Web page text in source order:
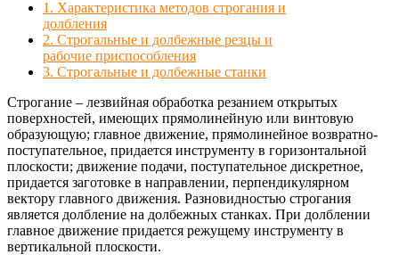
1. Характеристика методов строгания и
долбления
2. Строгальные и долбежные резцы и
рабочие приспособления
3. Строгальные и долбежные станки
Строгание – лезвийная обработка резанием открытых
поверхностей, имеющих прямолинейную или винтовую
образующую; главное движение, прямолинейное возвратно-
поступательное, придается инструменту в горизонтальной
плоскости; движение подачи, поступательное дискретное,
придается заготовке в направлении, перпендикулярном
вектору главного движения. Разновидностью строгания
является долбление на долбежных станках. При долблении
главное движение придается режущему инструменту в
вертикальной плоскости.